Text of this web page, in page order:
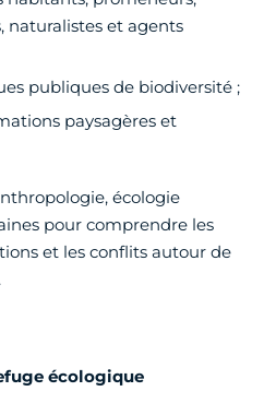
naturalistes et agents
publiques de biodiversité ;
paysagères et
écologie
pour comprendre les
et les conflits autour de
écologique